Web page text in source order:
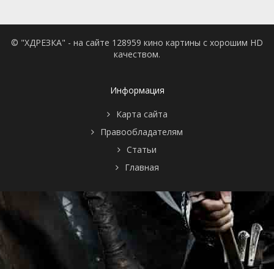
© "ХДРЕЗКА" - на сайте 128959 кино картины с хорошим HD
качеством.
Информация
Карта сайта
Правообладателям
Статьи
Главная